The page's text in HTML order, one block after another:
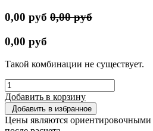
0,00 руб 0,00руб
0,00 руб
Такой комбинации не существует.
Добавить в корзину
Добавить в избранное
Цены являются